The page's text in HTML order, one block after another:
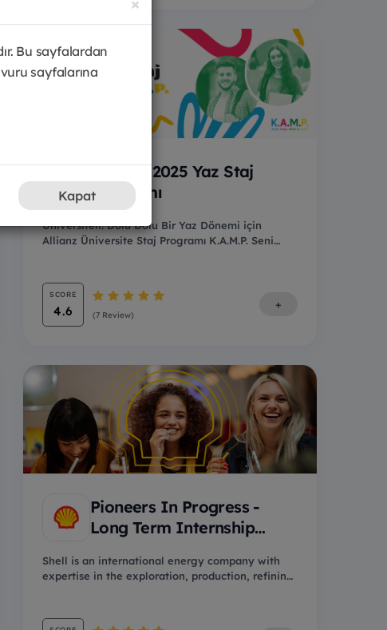
K.A.M.P. 2025 Yaz Staj
Programı
Üniversiteli! Dolu Dolu Bir Yaz Dönemi için
Allianz Üniversite Staj Programı K.A.M.P. Seni
SCORE
4.6 (7 Review)
+
Pioneers In Progress -
Long Term Internship
Shell is an international energy company with
expertise in the exploration, production, refining
Bu sayfalardan
sayfalarına
Kapat